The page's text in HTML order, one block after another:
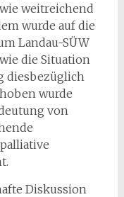
weitreichend
wurde auf die
Landau-SÜW
die Situation
diesbezüglich
wurde
von
Diskussion